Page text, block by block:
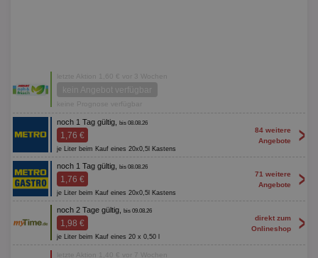
letzte Aktion 1,60 € vor 3 Wochen
kein Angebot verfügbar
keine Prognose verfügbar
noch 1 Tag gültig, bis 08.08.26
1,76 €
je Liter beim Kauf eines 20x0,5l Kastens
84 weitere
Angebote
>
noch 1 Tag gültig, bis 08.08.26
1,76 €
je Liter beim Kauf eines 20x0,5l Kastens
71 weitere
Angebote
>
noch 2 Tage gültig, bis 09.08.26
1,98 €
je Liter beim Kauf eines 20 x 0,50 l
direkt zum
Onlineshop
>
letzte Aktion 1,40 € vor 7 Wochen